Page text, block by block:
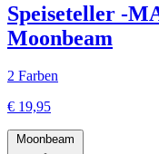
Speiseteller -
Moonbeam
2 Farben
€ 19,95
Moonbeam